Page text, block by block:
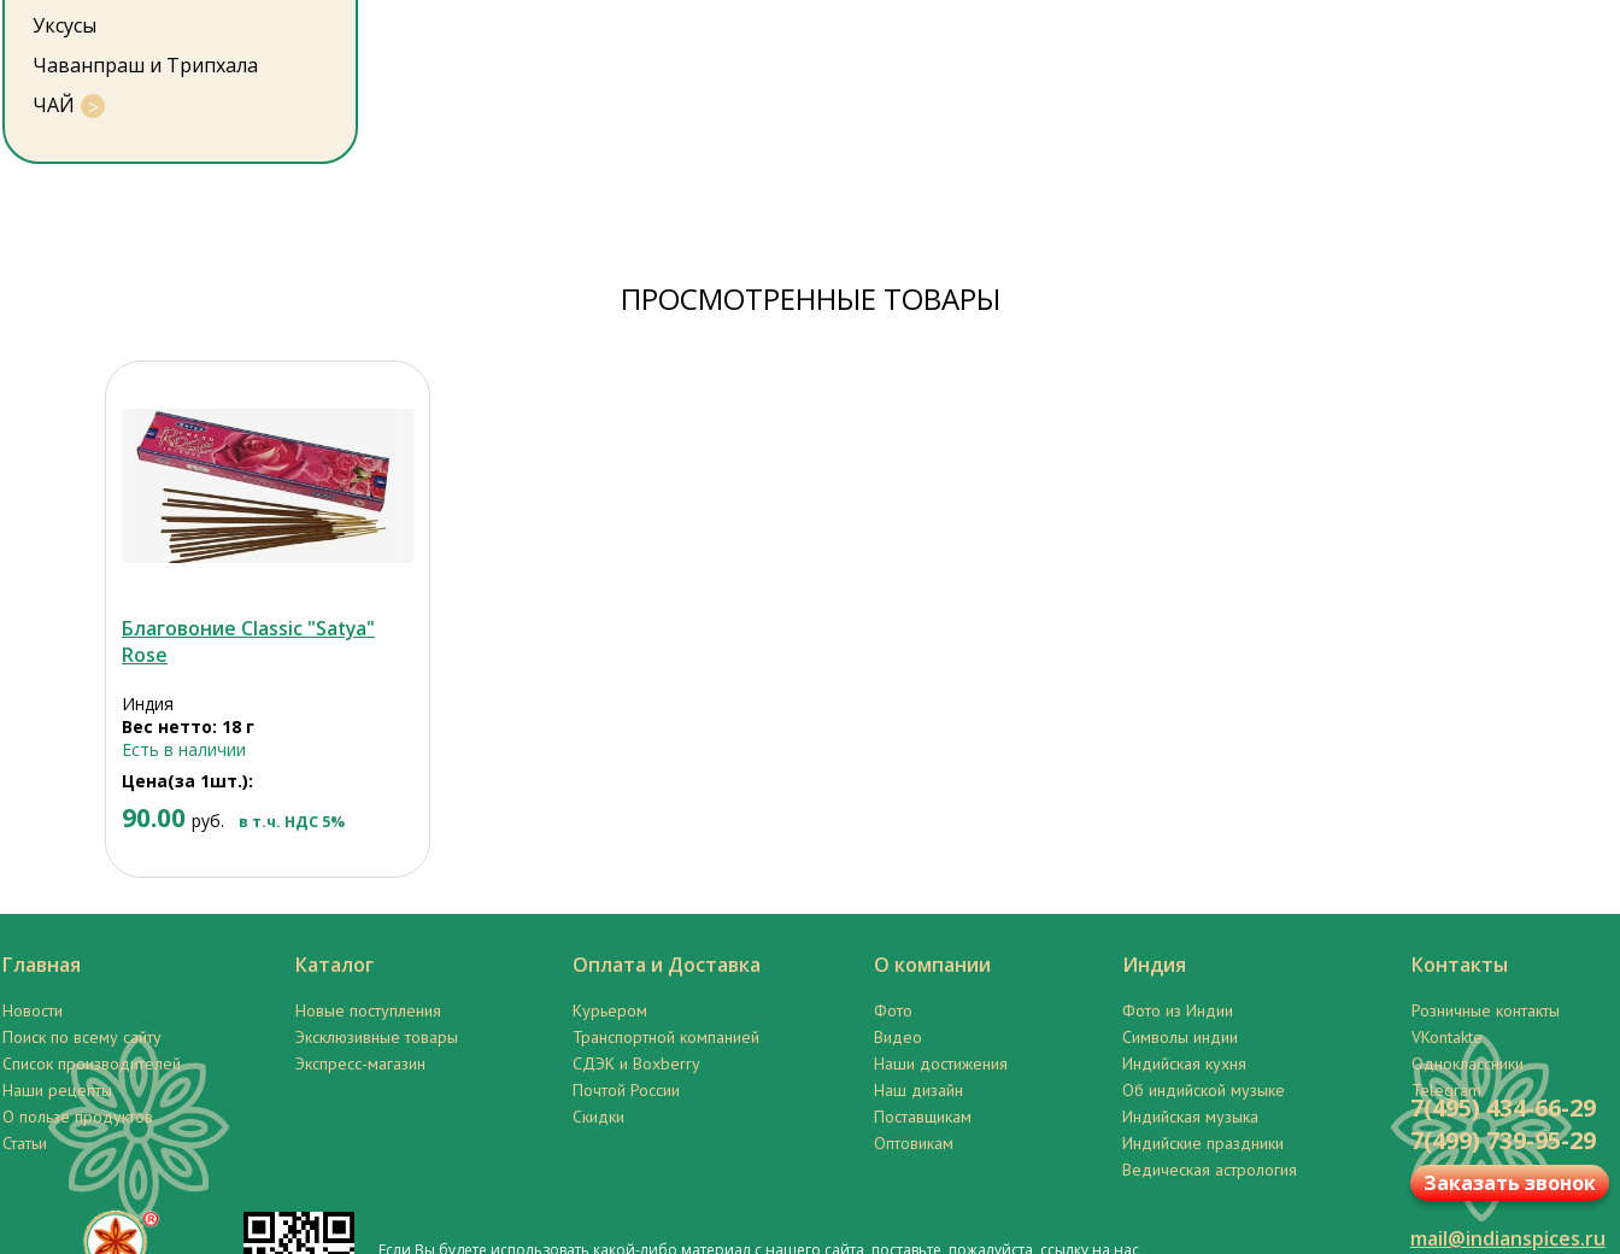
Уксусы
Чаванпраш и Трипхала
ЧАЙ
ПРОСМОТРЕННЫЕ ТОВАРЫ
Благовоние Classic "Satya"
Rose
Индия
Вес нетто: 18 г
Есть в наличии
Цена(за 1шт.):
90.00 руб. в т.ч. НДС 5%
Главная
Новости
Поиск по всему сайту
Список производителей
Наши рецепты
О пользе продуктов
Статьи
Каталог
Новые поступления
Эксклюзивные товары
Экспресс-магазин
Оплата и Доставка
Курьером
Транспортной компанией
СДЭК и Boxberry
Почтой России
Скидки
О компании
Фото
Видео
Наши достижения
Наш дизайн
Поставщикам
Оптовикам
Индия
Фото из Индии
Символы индии
Индийская кухня
Об индийской музыке
Индийская музыка
Индийские праздники
Ведическая астрология
Контакты
Розничные контакты
VKontakte
Одноклассники
Telegram
Если Вы будете использовать какой-либо материал с нашего сайта, поставьте, пожалуйста, ссылку на нас
7(495) 434-66-29
7(499) 739-95-29
Заказать звонок
mail@indianspices.ru